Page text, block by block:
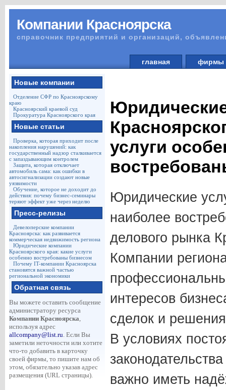
Компании Красноярска
справочник предприятий и организаций,
главная
Новые компании
Отделение СФР по Красноярскому
краю
Красноярский краевой суд
Прокуратура Красноярского края
Новые статьи
Проверка, которая приходит после
накопления нарушений: как
государственный надзор сталкивается
с запаздывающим контролем
Защита, которая отключает
автомобиль сама: как ошибки в
автосигнализации создают новые
уязвимости
Обучение, которое не доходит до
действия: почему бизнес-семинары
теряют эффект уже через неделю
Пресс-релизы
Девелоперские компании
Красноярска: как развивается
коммерческая недвижимость региона
Юридические компании
Красноярского края: какие услуги
особенно востребованы бизнесом
Почему IT-компании Красноярска
становятся важной частью
региональной экономики
Обратная связь
Вы можете оставить сообщение
администратору ресурса
Компании Красноярска,
используя адрес
allcompany@list.ru. Если Вы
заметили неточности или хотите
что-то добавить в карточку
своей фирмы, то пишите нам об
этом, обязательно указав адрес
размещения (URL страницы).
услуги
Юридические
наиболее
делового рынка
Компании
интересов
сделок и
В условиях
важно иметь